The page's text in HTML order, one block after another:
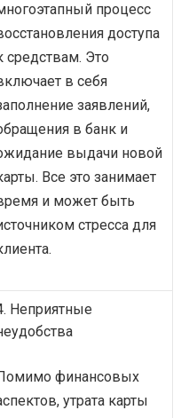
процесс
доступа
средствам. Это
в себя
заявлений,
в банк и
выдачи новой
Все это занимает
и может быть
стресса для
Неприятные
финансовых
утрата карты